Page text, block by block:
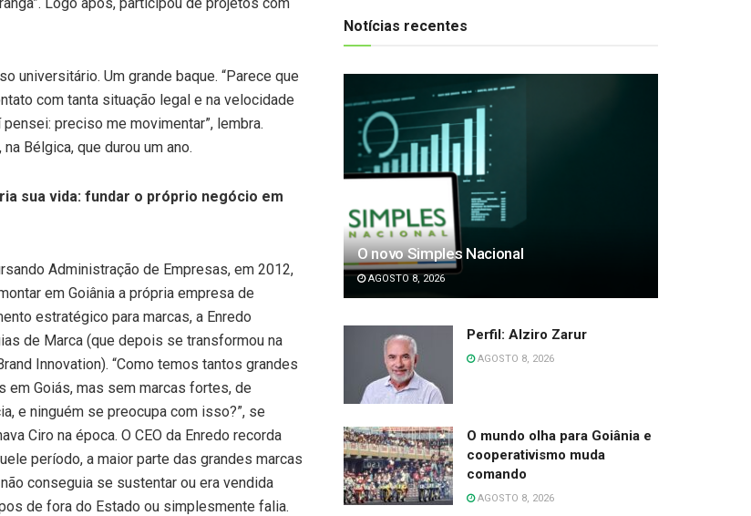
universitário. Um grande baque. “Parece que
com tanta situação legal e na velocidade
preciso me movimentar”, lembra.
Bélgica, que durou um ano.
sua vida: fundar o próprio negócio em
Administração de Empresas, em 2012,
em Goiânia a própria empresa de
estratégico para marcas, a Enredo
de Marca (que depois se transformou na
Innovation). “Como temos tantos grandes
em Goiás, mas sem marcas fortes, de
e ninguém se preocupa com isso?”, se
Ciro na época. O CEO da Enredo recorda
período, a maior parte das grandes marcas
conseguia se sustentar ou era vendida
de fora do Estado ou simplesmente falia.
Notícias recentes
O novo Simples Nacional
AGOSTO 8, 2026
Perfil: Alziro Zarur
AGOSTO 8, 2026
O mundo olha para Goiânia e
cooperativismo muda
comando
AGOSTO 8, 2026